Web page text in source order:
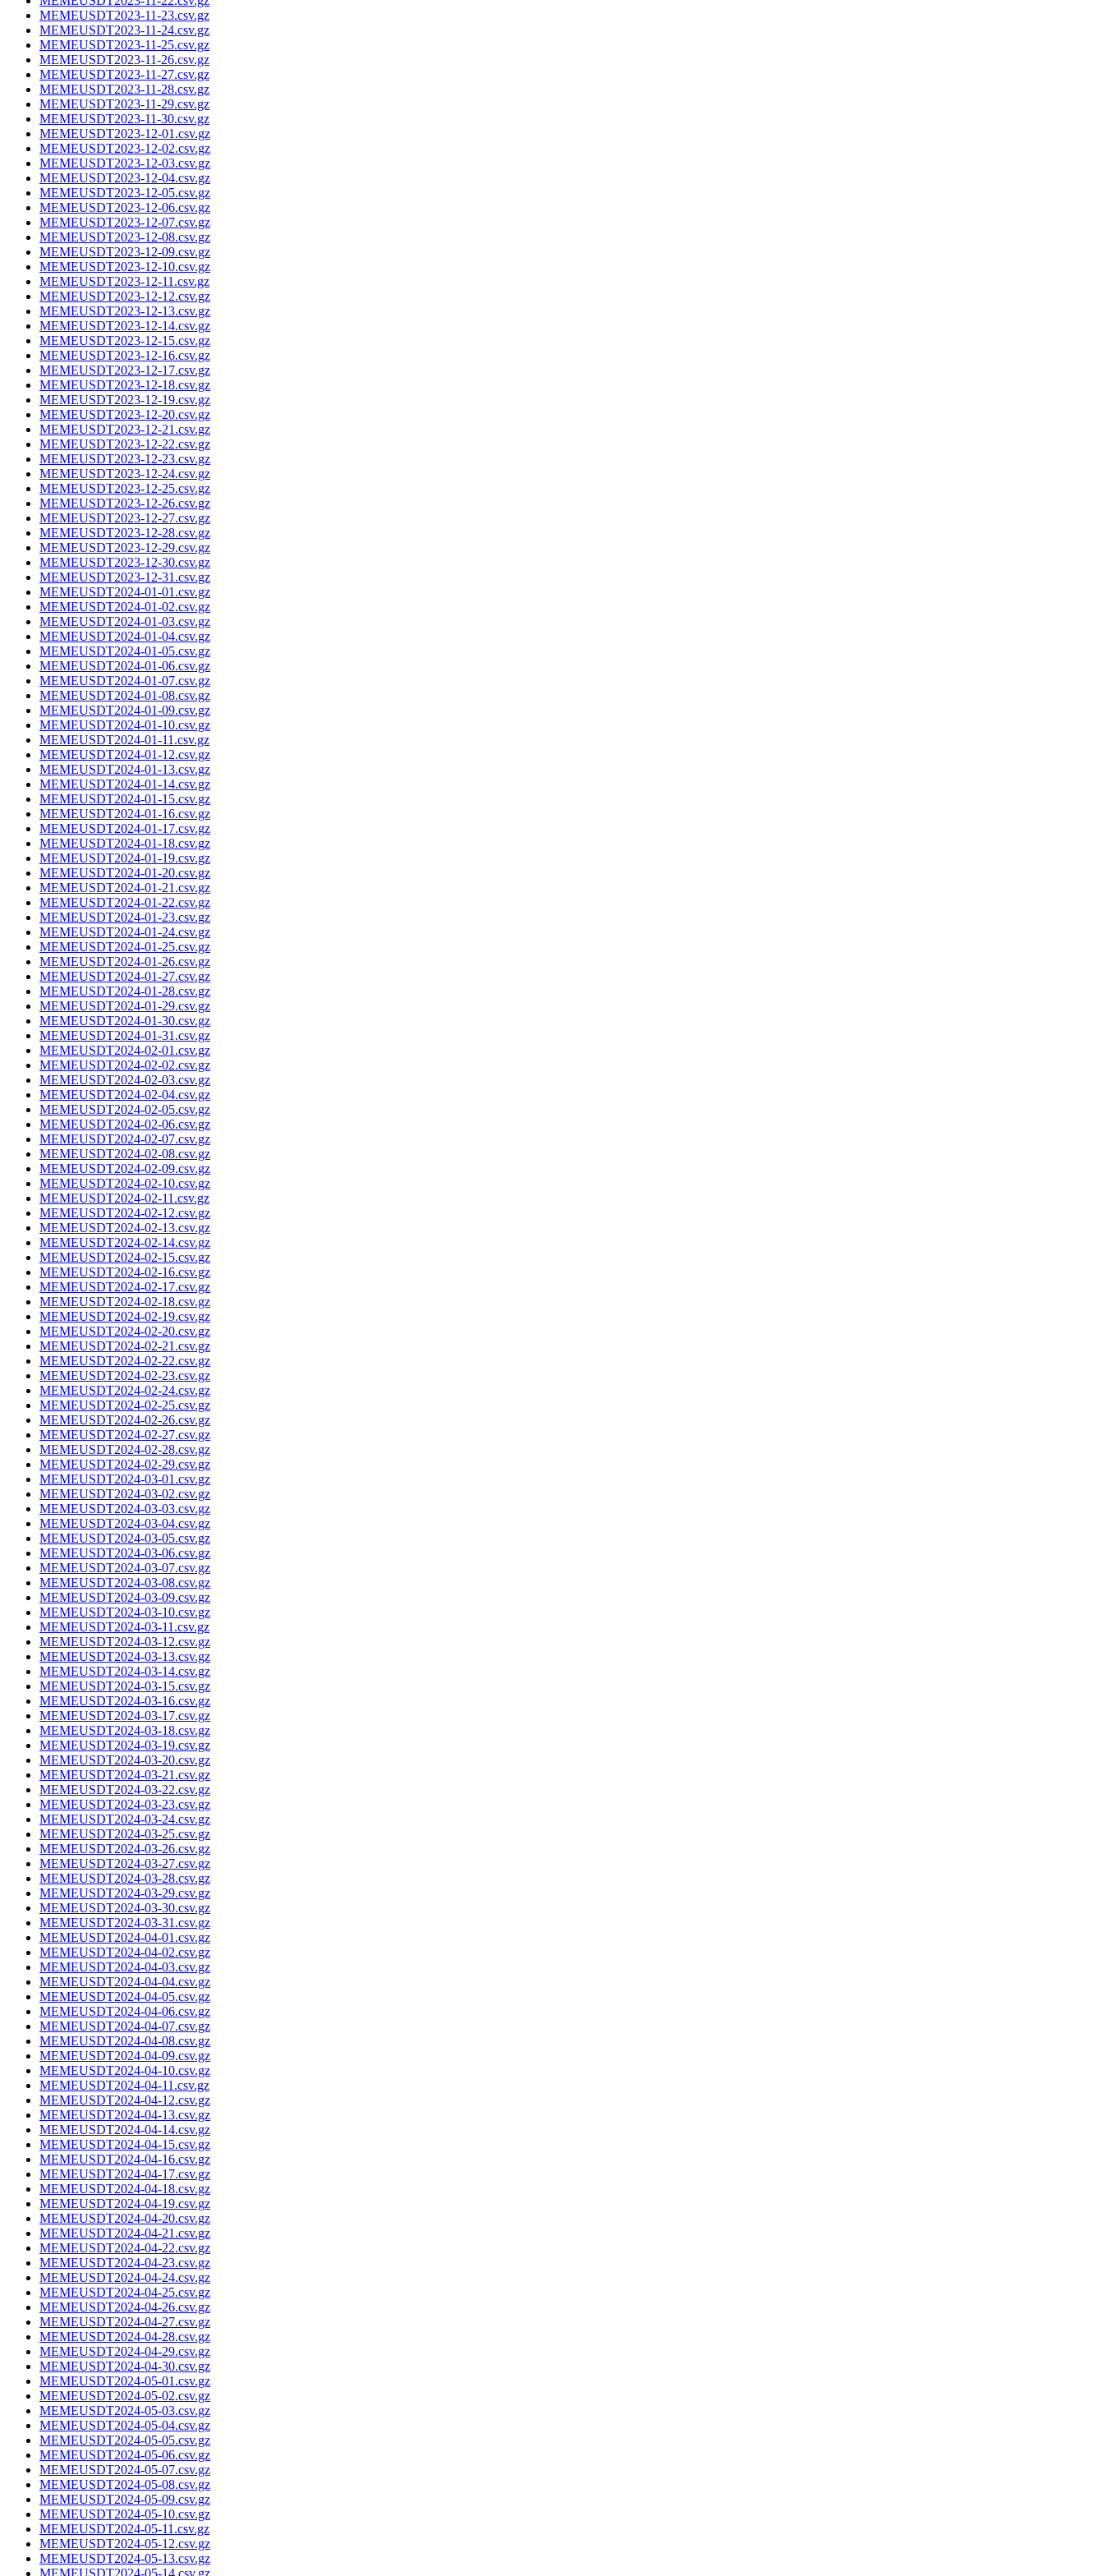
MEMEUSDT2023-11-23.csv.gz
MEMEUSDT2023-11-24.csv.gz
MEMEUSDT2023-11-25.csv.gz
MEMEUSDT2023-11-26.csv.gz
MEMEUSDT2023-11-27.csv.gz
MEMEUSDT2023-11-28.csv.gz
MEMEUSDT2023-11-29.csv.gz
MEMEUSDT2023-11-30.csv.gz
MEMEUSDT2023-12-01.csv.gz
MEMEUSDT2023-12-02.csv.gz
MEMEUSDT2023-12-03.csv.gz
MEMEUSDT2023-12-04.csv.gz
MEMEUSDT2023-12-05.csv.gz
MEMEUSDT2023-12-06.csv.gz
MEMEUSDT2023-12-07.csv.gz
MEMEUSDT2023-12-08.csv.gz
MEMEUSDT2023-12-09.csv.gz
MEMEUSDT2023-12-10.csv.gz
MEMEUSDT2023-12-11.csv.gz
MEMEUSDT2023-12-12.csv.gz
MEMEUSDT2023-12-13.csv.gz
MEMEUSDT2023-12-14.csv.gz
MEMEUSDT2023-12-15.csv.gz
MEMEUSDT2023-12-16.csv.gz
MEMEUSDT2023-12-17.csv.gz
MEMEUSDT2023-12-18.csv.gz
MEMEUSDT2023-12-19.csv.gz
MEMEUSDT2023-12-20.csv.gz
MEMEUSDT2023-12-21.csv.gz
MEMEUSDT2023-12-22.csv.gz
MEMEUSDT2023-12-23.csv.gz
MEMEUSDT2023-12-24.csv.gz
MEMEUSDT2023-12-25.csv.gz
MEMEUSDT2023-12-26.csv.gz
MEMEUSDT2023-12-27.csv.gz
MEMEUSDT2023-12-28.csv.gz
MEMEUSDT2023-12-29.csv.gz
MEMEUSDT2023-12-30.csv.gz
MEMEUSDT2023-12-31.csv.gz
MEMEUSDT2024-01-01.csv.gz
MEMEUSDT2024-01-02.csv.gz
MEMEUSDT2024-01-03.csv.gz
MEMEUSDT2024-01-04.csv.gz
MEMEUSDT2024-01-05.csv.gz
MEMEUSDT2024-01-06.csv.gz
MEMEUSDT2024-01-07.csv.gz
MEMEUSDT2024-01-08.csv.gz
MEMEUSDT2024-01-09.csv.gz
MEMEUSDT2024-01-10.csv.gz
MEMEUSDT2024-01-11.csv.gz
MEMEUSDT2024-01-12.csv.gz
MEMEUSDT2024-01-13.csv.gz
MEMEUSDT2024-01-14.csv.gz
MEMEUSDT2024-01-15.csv.gz
MEMEUSDT2024-01-16.csv.gz
MEMEUSDT2024-01-17.csv.gz
MEMEUSDT2024-01-18.csv.gz
MEMEUSDT2024-01-19.csv.gz
MEMEUSDT2024-01-20.csv.gz
MEMEUSDT2024-01-21.csv.gz
MEMEUSDT2024-01-22.csv.gz
MEMEUSDT2024-01-23.csv.gz
MEMEUSDT2024-01-24.csv.gz
MEMEUSDT2024-01-25.csv.gz
MEMEUSDT2024-01-26.csv.gz
MEMEUSDT2024-01-27.csv.gz
MEMEUSDT2024-01-28.csv.gz
MEMEUSDT2024-01-29.csv.gz
MEMEUSDT2024-01-30.csv.gz
MEMEUSDT2024-01-31.csv.gz
MEMEUSDT2024-02-01.csv.gz
MEMEUSDT2024-02-02.csv.gz
MEMEUSDT2024-02-03.csv.gz
MEMEUSDT2024-02-04.csv.gz
MEMEUSDT2024-02-05.csv.gz
MEMEUSDT2024-02-06.csv.gz
MEMEUSDT2024-02-07.csv.gz
MEMEUSDT2024-02-08.csv.gz
MEMEUSDT2024-02-09.csv.gz
MEMEUSDT2024-02-10.csv.gz
MEMEUSDT2024-02-11.csv.gz
MEMEUSDT2024-02-12.csv.gz
MEMEUSDT2024-02-13.csv.gz
MEMEUSDT2024-02-14.csv.gz
MEMEUSDT2024-02-15.csv.gz
MEMEUSDT2024-02-16.csv.gz
MEMEUSDT2024-02-17.csv.gz
MEMEUSDT2024-02-18.csv.gz
MEMEUSDT2024-02-19.csv.gz
MEMEUSDT2024-02-20.csv.gz
MEMEUSDT2024-02-21.csv.gz
MEMEUSDT2024-02-22.csv.gz
MEMEUSDT2024-02-23.csv.gz
MEMEUSDT2024-02-24.csv.gz
MEMEUSDT2024-02-25.csv.gz
MEMEUSDT2024-02-26.csv.gz
MEMEUSDT2024-02-27.csv.gz
MEMEUSDT2024-02-28.csv.gz
MEMEUSDT2024-02-29.csv.gz
MEMEUSDT2024-03-01.csv.gz
MEMEUSDT2024-03-02.csv.gz
MEMEUSDT2024-03-03.csv.gz
MEMEUSDT2024-03-04.csv.gz
MEMEUSDT2024-03-05.csv.gz
MEMEUSDT2024-03-06.csv.gz
MEMEUSDT2024-03-07.csv.gz
MEMEUSDT2024-03-08.csv.gz
MEMEUSDT2024-03-09.csv.gz
MEMEUSDT2024-03-10.csv.gz
MEMEUSDT2024-03-11.csv.gz
MEMEUSDT2024-03-12.csv.gz
MEMEUSDT2024-03-13.csv.gz
MEMEUSDT2024-03-14.csv.gz
MEMEUSDT2024-03-15.csv.gz
MEMEUSDT2024-03-16.csv.gz
MEMEUSDT2024-03-17.csv.gz
MEMEUSDT2024-03-18.csv.gz
MEMEUSDT2024-03-19.csv.gz
MEMEUSDT2024-03-20.csv.gz
MEMEUSDT2024-03-21.csv.gz
MEMEUSDT2024-03-22.csv.gz
MEMEUSDT2024-03-23.csv.gz
MEMEUSDT2024-03-24.csv.gz
MEMEUSDT2024-03-25.csv.gz
MEMEUSDT2024-03-26.csv.gz
MEMEUSDT2024-03-27.csv.gz
MEMEUSDT2024-03-28.csv.gz
MEMEUSDT2024-03-29.csv.gz
MEMEUSDT2024-03-30.csv.gz
MEMEUSDT2024-03-31.csv.gz
MEMEUSDT2024-04-01.csv.gz
MEMEUSDT2024-04-02.csv.gz
MEMEUSDT2024-04-03.csv.gz
MEMEUSDT2024-04-04.csv.gz
MEMEUSDT2024-04-05.csv.gz
MEMEUSDT2024-04-06.csv.gz
MEMEUSDT2024-04-07.csv.gz
MEMEUSDT2024-04-08.csv.gz
MEMEUSDT2024-04-09.csv.gz
MEMEUSDT2024-04-10.csv.gz
MEMEUSDT2024-04-11.csv.gz
MEMEUSDT2024-04-12.csv.gz
MEMEUSDT2024-04-13.csv.gz
MEMEUSDT2024-04-14.csv.gz
MEMEUSDT2024-04-15.csv.gz
MEMEUSDT2024-04-16.csv.gz
MEMEUSDT2024-04-17.csv.gz
MEMEUSDT2024-04-18.csv.gz
MEMEUSDT2024-04-19.csv.gz
MEMEUSDT2024-04-20.csv.gz
MEMEUSDT2024-04-21.csv.gz
MEMEUSDT2024-04-22.csv.gz
MEMEUSDT2024-04-23.csv.gz
MEMEUSDT2024-04-24.csv.gz
MEMEUSDT2024-04-25.csv.gz
MEMEUSDT2024-04-26.csv.gz
MEMEUSDT2024-04-27.csv.gz
MEMEUSDT2024-04-28.csv.gz
MEMEUSDT2024-04-29.csv.gz
MEMEUSDT2024-04-30.csv.gz
MEMEUSDT2024-05-01.csv.gz
MEMEUSDT2024-05-02.csv.gz
MEMEUSDT2024-05-03.csv.gz
MEMEUSDT2024-05-04.csv.gz
MEMEUSDT2024-05-05.csv.gz
MEMEUSDT2024-05-06.csv.gz
MEMEUSDT2024-05-07.csv.gz
MEMEUSDT2024-05-08.csv.gz
MEMEUSDT2024-05-09.csv.gz
MEMEUSDT2024-05-10.csv.gz
MEMEUSDT2024-05-11.csv.gz
MEMEUSDT2024-05-12.csv.gz
MEMEUSDT2024-05-13.csv.gz
MEMEUSDT2024-05-14.csv.gz